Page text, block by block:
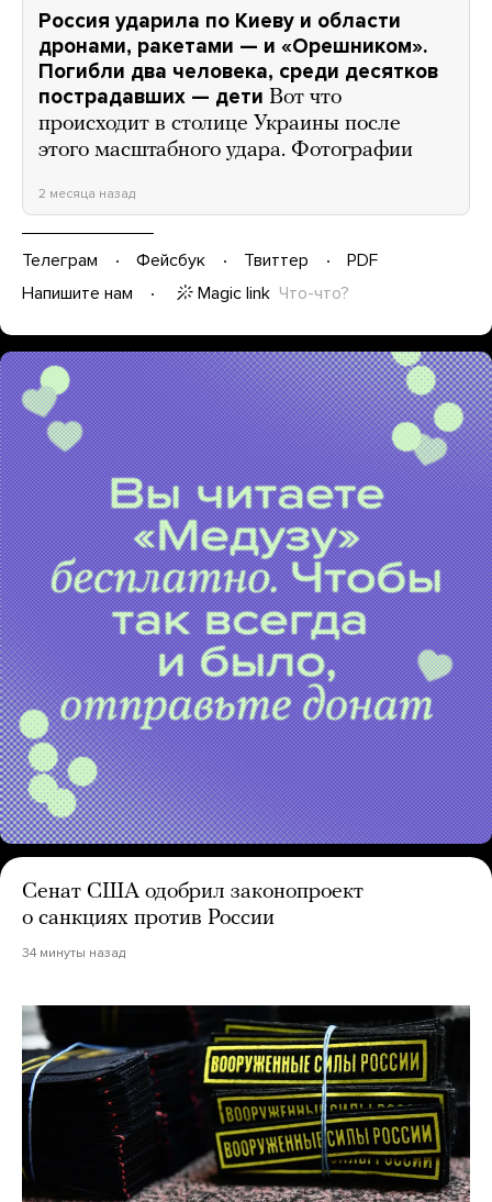
Россия ударила по Киеву и области
дронами, ракетами — и «Орешником».
Погибли два человека, среди десятков
пострадавших — дети Вот что
происходит в столице Украины после
этого масштабного удара. Фотографии
2 месяца назад
Телеграм Фейсбук Твиттер
PDF
Напишите нам
Magic link Что-что?
Сенат США одобрил законопроект
о санкциях против России
34 минуты назад